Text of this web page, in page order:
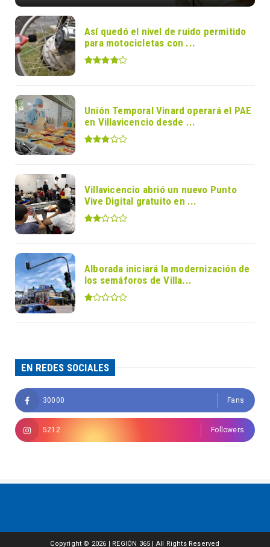
Así quedó el nivel de ruido permitido
para motocicletas con ...
Unión Temporal Vinard operará el PAE
en Villavicencio desde ...
Villavicencio abrió un nuevo Punto
Vive Digital gratuito en ...
Alborada iniciará la modernización de
los semáforos de Villa...
EN REDES SOCIALES
30000 Fans
5212 Followers
Copyright © 2026 | REGIÓN 365 | All Rights Reserved